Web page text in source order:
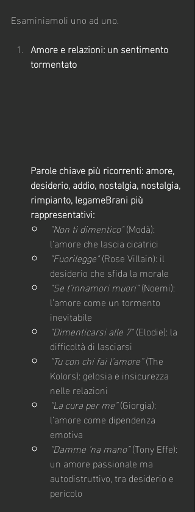
Esaminiamoli uno ad uno.
Amore e relazioni: un sentimento
tormentato
Parole chiave più ricorrenti:amore,
desiderio, addio, nostalgia, nostalgia,
rimpianto, legameBrani più
rappresentativi:
"Non ti dimentico" (Modà):
l’amore che lascia cicatrici
"Fuorilegge" (Rose Villain): il
desiderio che sfida la morale
"Se t’innamori muori" (Noemi):
l’amore come un tormento
inevitabile
"Dimenticarsi alle 7" (Elodie): la
difficoltà di lasciarsi
“Tu con chi fai l’amore” (The
Kolors): gelosia e insicurezza
nelle relazioni
“La cura per me” (Giorgia):
l’amore come dipendenza
emotiva
“Damme ‘na mano” (Tony Effe):
un amore passionale ma
autodistruttivo, tra desiderio e
pericolo